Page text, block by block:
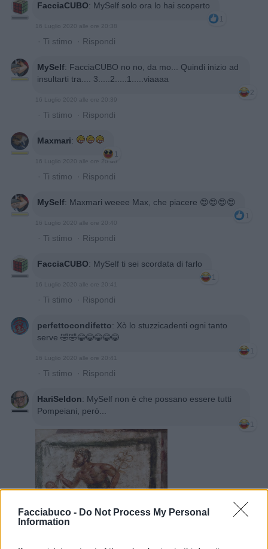
Facciabuco - Do Not Process My Personal
Information
FacciaCUBO: MySelf solo ora lo hai scoperto
1
· Ti stimo · Rispondi
MySelf: FacciaCUBO no no, da mo... Quindi inizio ad
insultarti tra.... 3.....2.....1.....viaaaa
2
· Ti stimo · Rispondi
Maxmari:
1
16 Luglio 2020 alle ore 20:40
· Ti stimo · Rispondi
MySelf: Maxmari weeee Max, che piacere 😍😍😍😍
1
· Ti stimo · Rispondi
FacciaCUBO: MySelf ti sei scordata di farlo
1
· Ti stimo · Rispondi
perfettocondifetto: Xò lo stuzzicadenti ogni tanto
serve 🤣🤣😂😂😂😂😂
1
· Ti stimo · Rispondi
HariSeldon: MySelf non è che possano essere tutti
Pompeiani, però...
1